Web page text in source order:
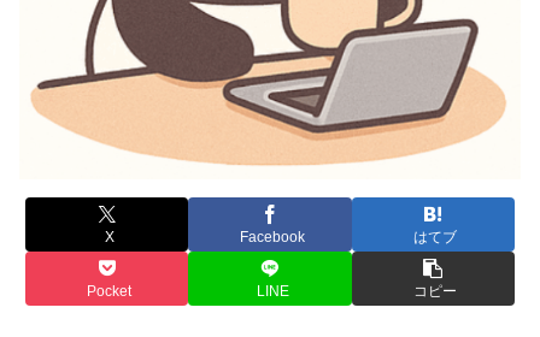
X Facebook はてブ
Pocket LINE コピー